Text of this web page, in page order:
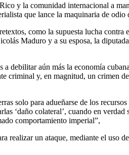
y la comunidad internacional a
que lance la maquinaria de
como la supuesta lucha contra
Maduro y a su esposa, la
debilitar aún más la economía
criminal y, en magnitud, un crimen
solo para adueñarse de los
‘daño colateral’, cuando en
comportamiento imperial”,
un ataque, mediante el uso